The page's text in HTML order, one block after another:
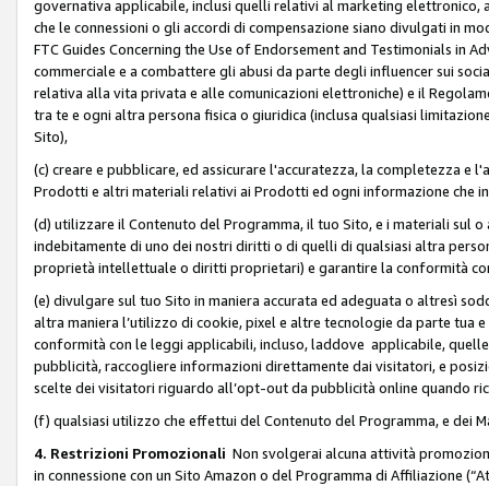
governativa applicabile, inclusi quelli relativi al marketing
che le connessioni o gli accordi di compensazione siano divulgati in
FTC Guides Concerning the Use of Endorsement and Testimonials in
commerciale e a combattere gli abusi da parte degli influencer sui
relativa alla vita privata e alle comunicazioni elettroniche) e il
tra te e ogni altra persona fisica o giuridica (inclusa qualsiasi
Sito),
(c) creare e pubblicare, ed assicurare l'accuratezza, la completezza
Prodotti e altri materiali relativi ai Prodotti ed ogni informazione che
(d) utilizzare il Contenuto del Programma, il tuo Sito, e i materiali sul
indebitamente di uno dei nostri diritti o di quelli di qualsiasi altra
proprietà intellettuale o diritti proprietari) e garantire la conformità
(e) divulgare sul tuo Sito in maniera accurata ed adeguata o altresì
altra maniera l’utilizzo di cookie, pixel e altre tecnologie da parte tua
conformità con le leggi applicabili, incluso, laddove applicabile,
pubblicità, raccogliere informazioni direttamente dai visitatori, e
scelte dei visitatori riguardo all’opt-out da pubblicità online quando
(f) qualsiasi utilizzo che effettui del Contenuto del Programma, e dei
4. Restrizioni Promozionali Non svolgerai alcuna attività
in connessione con un Sito Amazon o del Programma di Affiliazione